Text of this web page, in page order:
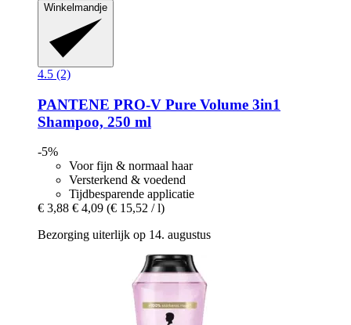
Winkelmandje
4.5 (2)
PANTENE PRO-V Pure Volume 3in1
Shampoo, 250 ml
-5%
Voor fijn & normaal haar
Versterkend & voedend
Tijdbesparende applicatie
€ 3,88 € 4,09 (€ 15,52 / l)
Bezorging uiterlijk op 14. augustus